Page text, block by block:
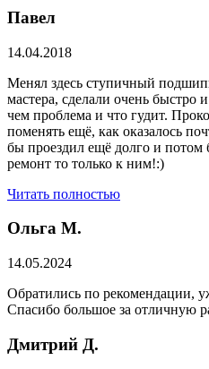
Павел
14.04.2018
Менял здесь ступичный
мастера, сделали очень быстро
чем проблема и что гудит.
поменять ещё, как оказалось
бы проездил ещё долго и
ремонт то только к ним!:)
Читать полностью
Ольга М.
14.05.2024
Обратились по рекомендации,
Спасибо большое за отличную
Дмитрий Д.